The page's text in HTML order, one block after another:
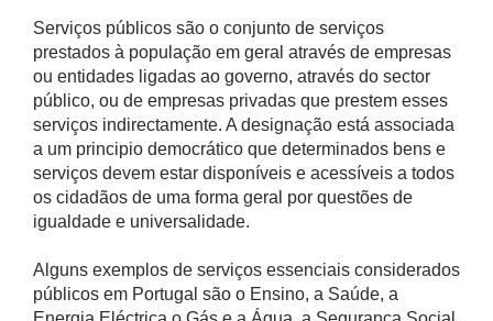
Serviços públicos são o conjunto de serviços
prestados à população em geral através de empresas
ou entidades ligadas ao governo, através do sector
público, ou de empresas privadas que prestem esses
serviços indirectamente. A designação está associada
a um principio democrático que determinados bens e
serviços devem estar disponíveis e acessíveis a todos
os cidadãos de uma forma geral por questões de
igualdade e universalidade.
Alguns exemplos de serviços essenciais considerados
públicos em Portugal são o Ensino, a Saúde, a